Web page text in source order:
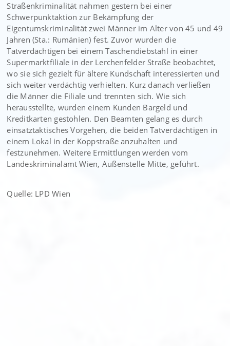
Straßenkriminalität nahmen gestern bei einer
Schwerpunktaktion zur Bekämpfung der
Eigentumskriminalität zwei Männer im Alter von 45 und 49
Jahren (Sta.: Rumänien) fest. Zuvor wurden die
Tatverdächtigen bei einem Taschendiebstahl in einer
Supermarktfiliale in der Lerchenfelder Straße beobachtet,
wo sie sich gezielt für ältere Kundschaft interessierten und
sich weiter verdächtig verhielten. Kurz danach verließen
die Männer die Filiale und trennten sich. Wie sich
herausstellte, wurden einem Kunden Bargeld und
Kreditkarten gestohlen. Den Beamten gelang es durch
einsatztaktisches Vorgehen, die beiden Tatverdächtigen in
einem Lokal in der Koppstraße anzuhalten und
festzunehmen. Weitere Ermittlungen werden vom
Landeskriminalamt Wien, Außenstelle Mitte, geführt.
Quelle: LPD Wien